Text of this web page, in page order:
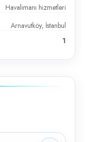
Havalimanı hizmetleri
Arnavutköy, İstanbul
1